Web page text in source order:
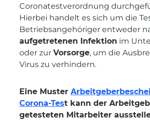
Coronatestverordnung
Hierbei handelt es sich um die
Betriebsangehöriger entweder
aufgetretenen Infektion im
oder zur Vorsorge, um die
Virus zu verhindern.
Eine Muster
Corona-Test kann der
getesteten Mitarbeiter